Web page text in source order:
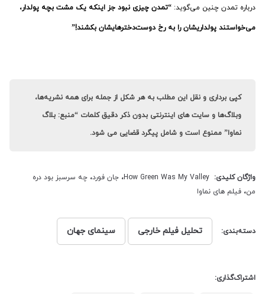
درباره تمدن چنین می­‌گوید: “تمدن چیزی نبود جز اینکه یک مشت بچه پولدار،
می­‌خواستند پولداریشان را به رخ دوست‌­دخترهایشان بکشند!”
کپی برداری و نقل این مطلب به هر شکل از جمله برای همه نشریه‌ها،
وبلاگ‌ها و سایت های اینترنتی بدون ذکر دقیق کلمات “منبع: بلاگ
نماوا” ممنوع است و شامل پیگرد قضایی می شود.
واژگان کلیدی: How Green Was My Valley، جان فورد، چه سرسبز بود دره
من، فیلم های نماوا
دسته‌بندی: تحلیل فیلم خارجی سینمای جهان
اشتراک‌گذاری: